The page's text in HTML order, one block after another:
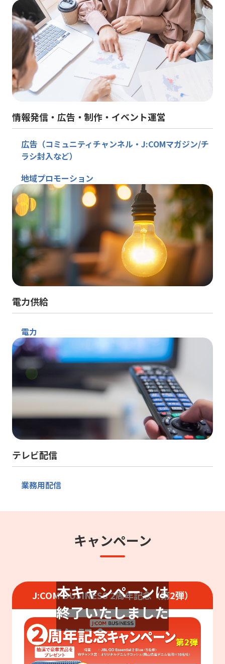
情報発信・広告・制作・イベント運営
広告（コミュニティチャンネル・J:COMマガジン/チ
ラシ封入など）
地域プロモーション
電力供給
電力
テレビ配信
業務用配信
キャンペーン
本キャンペーンは
終了いたしました
J:COM BUSINESS 2周年記念（第2弾）